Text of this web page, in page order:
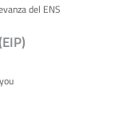
del ENS